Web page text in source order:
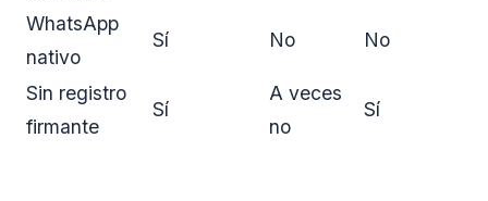
WhatsApp
nativo
Sí No No
Sin registro
firmante
Sí
A veces
no
Sí